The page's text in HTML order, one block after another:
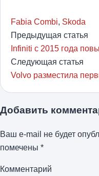
Fabia Combi, Skoda
Предыдущая статья
Infiniti с 2015 года
Следующая статья
Volvo разместила
Добавить
Ваш e-mail не будет
помечены *
Комментарий